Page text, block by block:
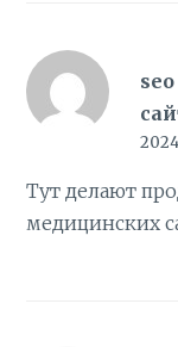
Тут делают
медицинских